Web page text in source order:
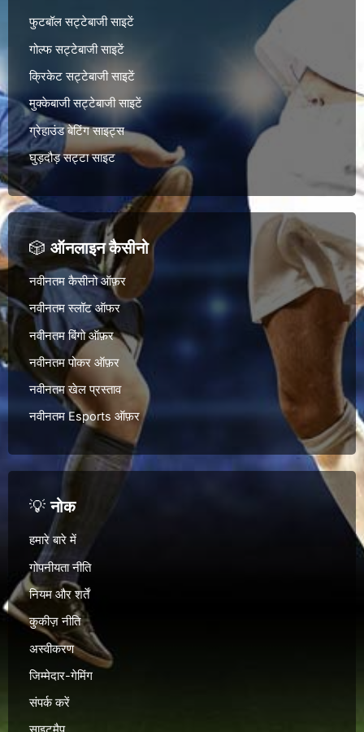
फुटबॉल सट्टेबाजी साइटें
गोल्फ सट्टेबाजी साइटें
क्रिकेट सट्टेबाजी साइटें
मुक्केबाजी सट्टेबाजी साइटें
ग्रेहाउंड बेटिंग साइट्स
घुड़दौड़ सट्टा साइट
🎲ऑनलाइन कैसीनो
नवीनतम कैसीनो ऑफ़र
नवीनतम स्लॉट ऑफर
नवीनतम बिंगो ऑफ़र
नवीनतम पोकर ऑफ़र
नवीनतम खेल प्रस्ताव
नवीनतम Esports ऑफ़र
💡नोक
हमारे बारे में
गोपनीयता नीति
नियम और शर्तें
कुकीज़ नीति
अस्वीकरण
जिम्मेदार-गेमिंग
संपर्क करें